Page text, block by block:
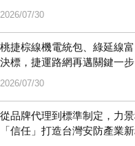
2026/07/30
桃捷棕線機電統包、綠延線
決標，捷運路網再邁關鍵一步
2026/07/30
從品牌代理到標準制定，力
「信任」打造台灣安防產業